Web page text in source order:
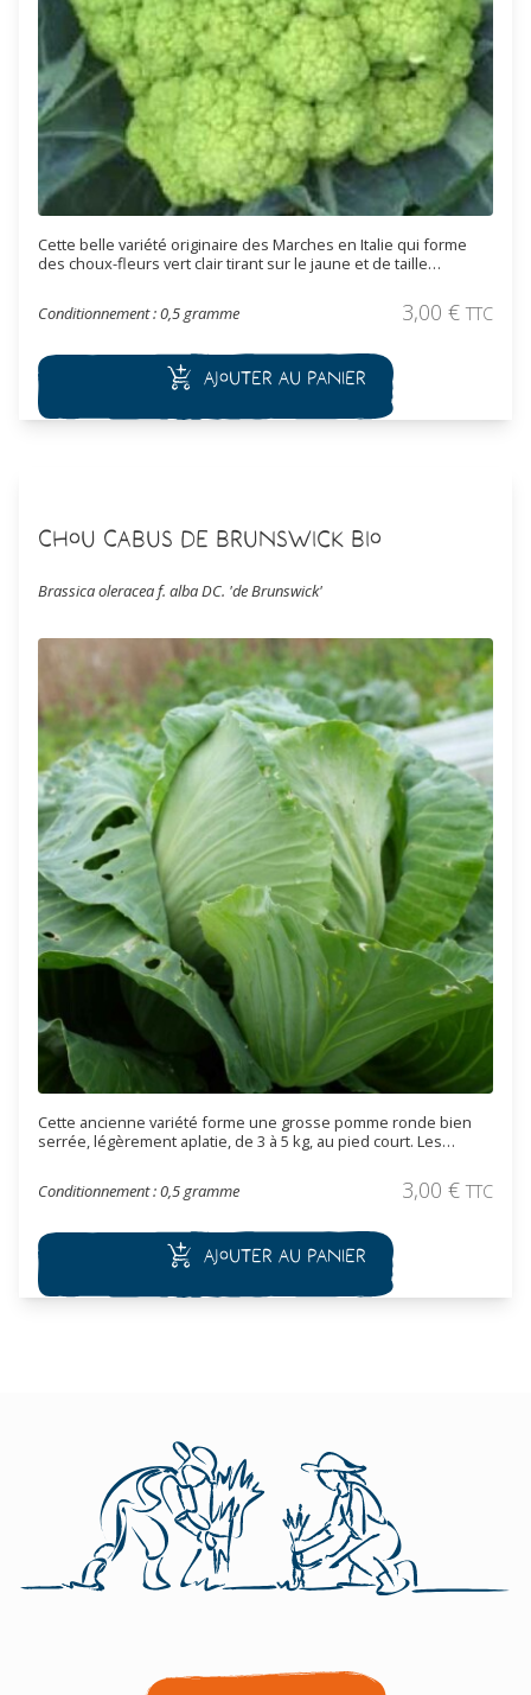
Cette belle variété originaire des Marches en Italie qui forme
des choux-fleurs vert clair tirant sur le jaune et de taille
couleur doré. Les chou-fleur de 700 g à plus d'1 kg se récoltent
en automne et début d'hiver. Se conserve très bien après
Conditionnement : 0,5 gramme 3,00 € TTC
Ajouter au panier
Chou Cabus de Brunswick Bio
Brassica oleracea f. alba DC. 'de Brunswick'
Cette ancienne variété forme une grosse pomme ronde bien
serrée, légèrement aplatie, de 3 à 5 kg, au pied court. Les
chaleurs estivales, la récolte s’effectue de fin juillet à fin
décembre. Elle résiste également bien au froid (jusqu'à -10°C).
Conditionnement : 0,5 gramme 3,00 € TTC
Ajouter au panier